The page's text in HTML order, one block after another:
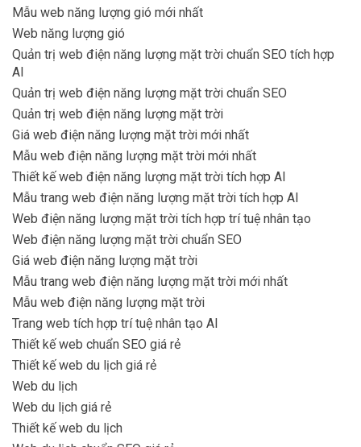
Mẫu web năng lượng gió mới nhất
Web năng lượng gió
Quản trị web điện năng lượng mặt trời chuẩn SEO tích hợp
AI
Quản trị web điện năng lượng mặt trời chuẩn SEO
Quản trị web điện năng lượng mặt trời
Giá web điện năng lượng mặt trời mới nhất
Mẫu web điện năng lượng mặt trời mới nhất
Thiết kế web điện năng lượng mặt trời tích hợp AI
Mẫu trang web điện năng lượng mặt trời tích hợp AI
Web điện năng lượng mặt trời tích hợp trí tuệ nhân tạo
Web điện năng lượng mặt trời chuẩn SEO
Giá web điện năng lượng mặt trời
Mẫu trang web điện năng lượng mặt trời mới nhất
Mẫu web điện năng lượng mặt trời
Trang web tích hợp trí tuệ nhân tạo AI
Thiết kế web chuẩn SEO giá rẻ
Thiết kế web du lịch giá rẻ
Web du lịch
Web du lịch giá rẻ
Thiết kế web du lịch